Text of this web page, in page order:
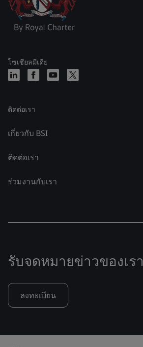
โซเชียลมีเดีย
ติดต่อเรา
เกี่ยวกับ BSI
ติดต่อเรา
ร่วมงานกับเรา
รับจดหมายข่าวของเรา
ลงทะเบียน